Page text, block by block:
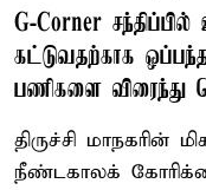
G-Corner
கட்டுவதற்காக
பணிகளை விரைந்து
திருச்சி மாநகரின்
நீண்டகாலக்